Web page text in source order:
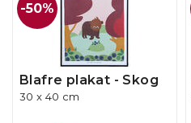
50%
Blafre plakat - Skog
30 x 40 cm